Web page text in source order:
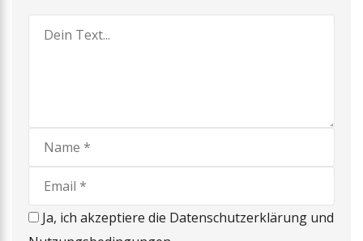
Ja, ich akzeptiere die Datenschutzerklärung und